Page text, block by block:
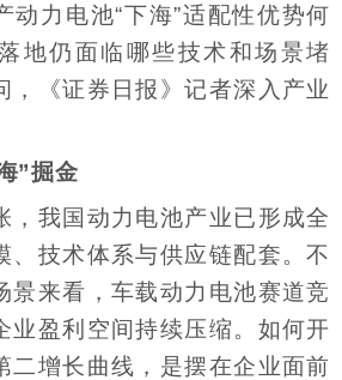
动力电池“下海”适配性优势何
地仍面临哪些技术和场景堵
，《证券日报》记者深入产业
”掘金
，我国动力电池产业已形成全
、技术体系与供应链配套。不
景来看，车载动力电池赛道竞
业盈利空间持续压缩。如何开
二增长曲线，是摆在企业面前